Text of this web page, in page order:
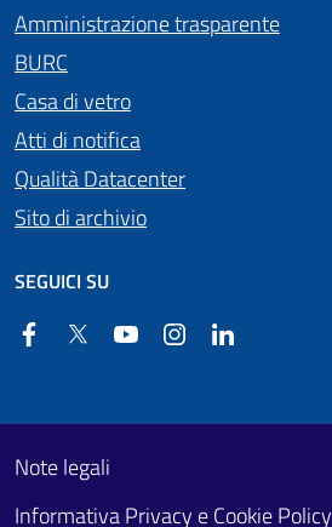
Amministrazione trasparente
BURC
Casa di vetro
Atti di notifica
Qualità Datacenter
Sito di archivio
SEGUICI SU
FacebookTwitter YouTube Instagram
Footer First
Useful links section
Note legali
Informativa Privacy e Cookie Policy